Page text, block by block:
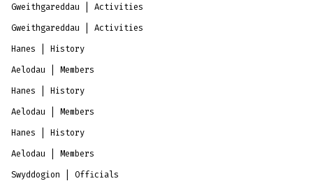
Gweithgareddau | Activities
Gweithgareddau | Activities
Hanes | History
Aelodau | Members
Hanes | History
Aelodau | Members
Hanes | History
Aelodau | Members
Swyddogion | Officials